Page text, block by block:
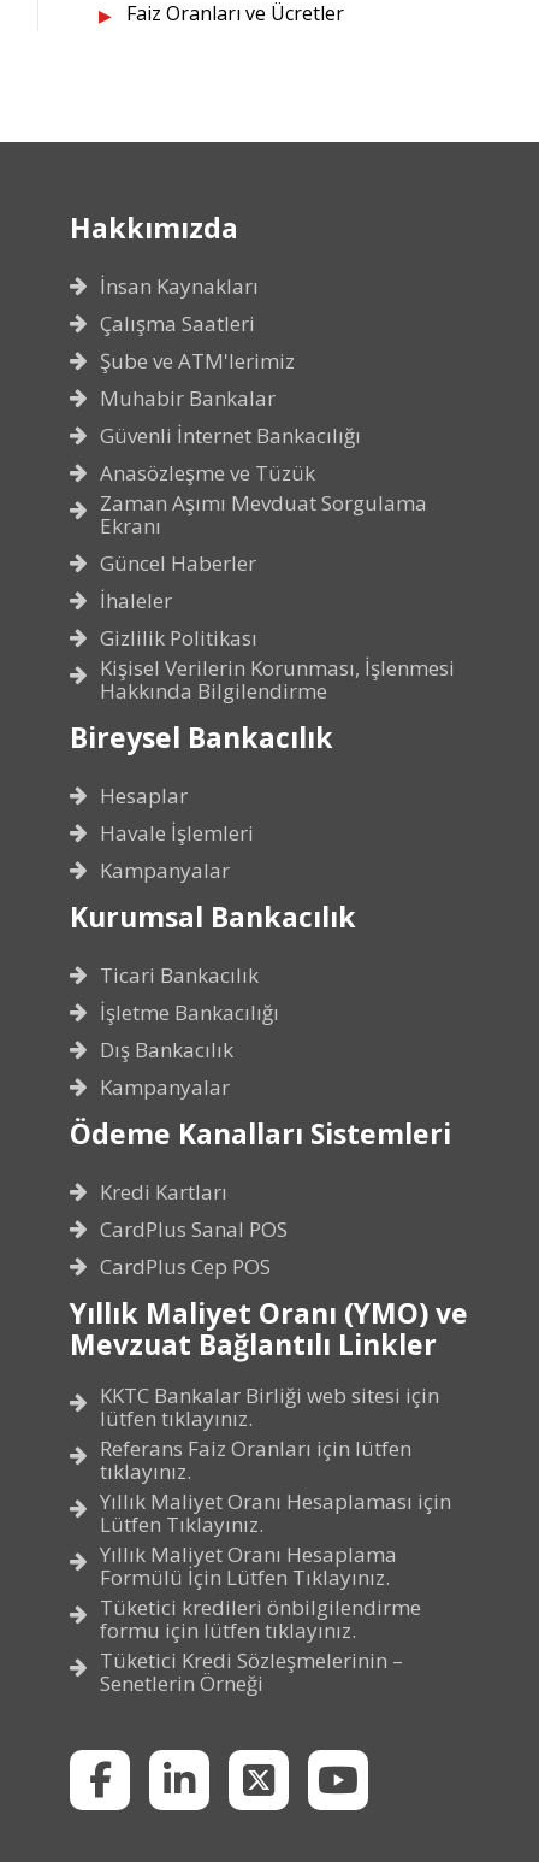
Faiz Oranları ve Ücretler
Hakkımızda
İnsan Kaynakları
Çalışma Saatleri
Şube ve ATM'lerimiz
Muhabir Bankalar
Güvenli İnternet Bankacılığı
Anasözleşme ve Tüzük
Zaman Aşımı Mevduat Sorgulama
Ekranı
Güncel Haberler
İhaleler
Gizlilik Politikası
Kişisel Verilerin Korunması, İşlenmesi
Hakkında Bilgilendirme
Bireysel Bankacılık
Hesaplar
Havale İşlemleri
Kampanyalar
Kurumsal Bankacılık
Ticari Bankacılık
İşletme Bankacılığı
Dış Bankacılık
Kampanyalar
Ödeme Kanalları Sistemleri
Kredi Kartları
CardPlus Sanal POS
CardPlus Cep POS
Yıllık Maliyet Oranı (YMO) ve
Mevzuat Bağlantılı Linkler
KKTC Bankalar Birliği web sitesi için
lütfen tıklayınız.
Referans Faiz Oranları için lütfen
tıklayınız.
Yıllık Maliyet Oranı Hesaplaması için
Lütfen Tıklayınız.
Yıllık Maliyet Oranı Hesaplama
Formülü İçin Lütfen Tıklayınız.
Tüketici kredileri önbilgilendirme
formu için lütfen tıklayınız.
Tüketici Kredi Sözleşmelerinin –
Senetlerin Örneği